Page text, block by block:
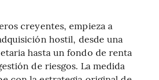
creyentes, empieza a
hostil, desde una
hasta un fondo de renta
de riesgos. La medida